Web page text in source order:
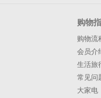
购物
购物流
会员介
生活旅
常见问
大家电